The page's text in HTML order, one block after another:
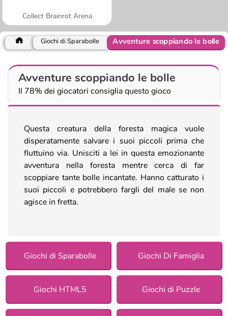
Collect Brainrot Arena
Giochi di Sparabolle Avventure scoppiando le bolle
Avventure scoppiando le bolle
Il 78% dei giocatori consiglia questo gioco
Questa creatura della foresta magica vuole
disperatamente salvare i suoi piccoli prima che
fluttuino via. Unisciti a lei in questa emozionante
avventura nella foresta mentre cerca di far
scoppiare tante bolle incantate. Hanno catturato i
suoi piccoli e potrebbero fargli del male se non
agisce in fretta.
Giochi di Sparabolle Giochi Di Famiglia
Giochi HTML5 Giochi di Puzzle